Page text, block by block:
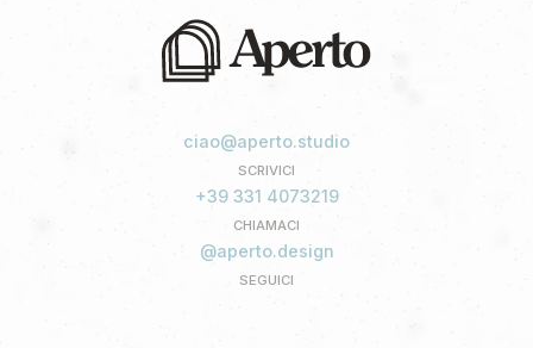
ciao@aperto.studio
SCRIVICI
+39 331 4073219
CHIAMACI
@aperto.design
SEGUICI